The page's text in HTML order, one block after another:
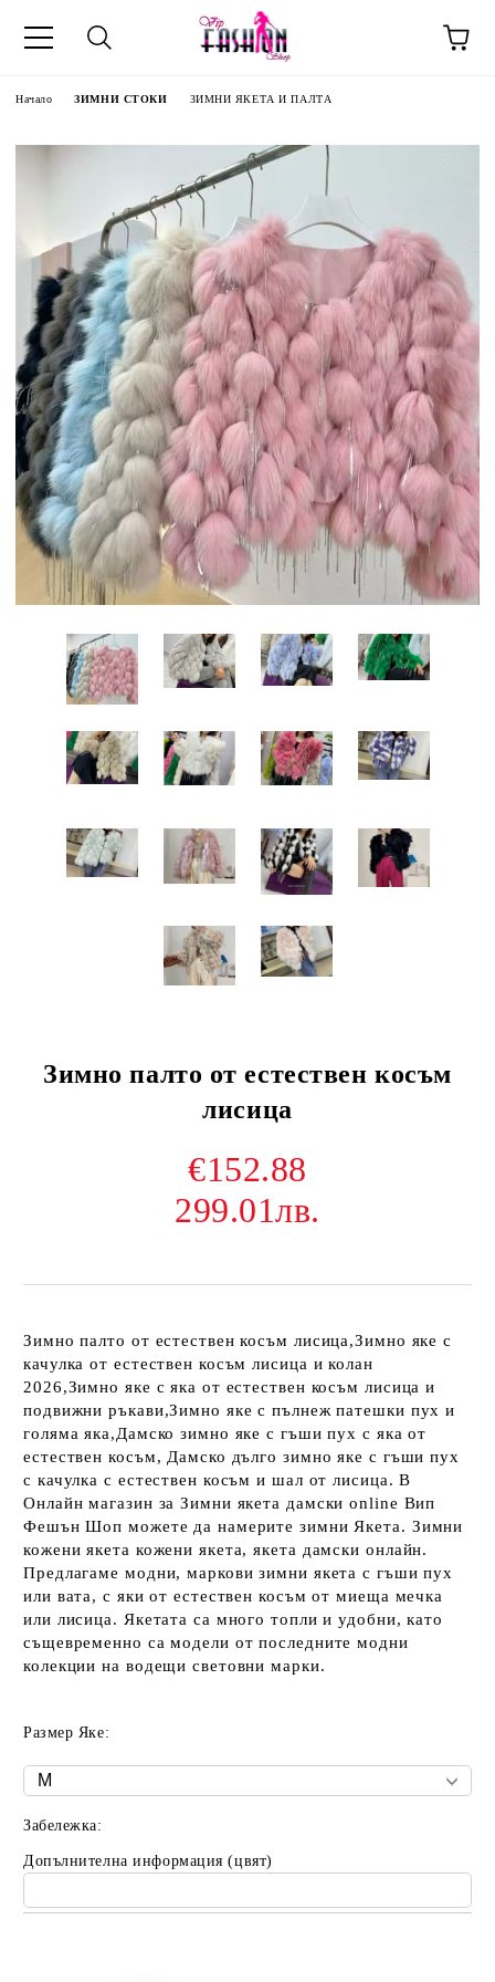
Начало ЗИМНИ СТОКИ ЗИМНИ ЯКЕТА И ПАЛТА
Зимно палто от естествен косъм
лисица
€152.88
299.01лв.
Зимно палто от естествен косъм лисица,Зимно яке с
качулка от естествен косъм лисица и колан
2026,Зимно яке с яка от естествен косъм лисица и
подвижни ръкави,Зимно яке с пълнеж патешки пух и
голяма яка,Дамско зимно яке с гъши пух с яка от
естествен косъм, Дамско дълго зимно яке с гъши пух
с качулка с естествен косъм и шал от лисица. В
Онлайн магазин за Зимни якета дамски online Вип
Фешън Шоп можете да намерите зимни Якета. Зимни
кожени якета кожени якета, якета дамски онлайн.
Предлагаме модни, маркови зимни якета с гъши пух
или вата, с яки от естествен косъм от миеща мечка
или лисица. Якетата са много топли и удобни, като
същевременно са модели от последните модни
колекции на водещи световни марки.
Размер Яке:
Забележка:
Допълнителна информация (цвят)